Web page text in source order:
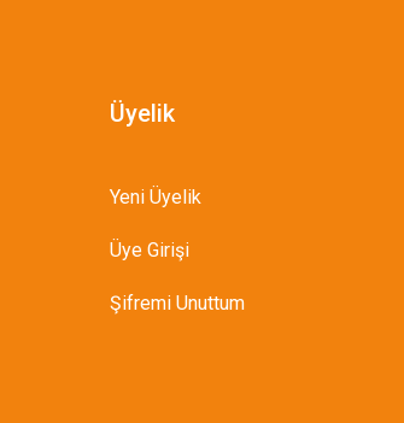
Üyelik
Yeni Üyelik
Üye Girişi
Şifremi Unuttum